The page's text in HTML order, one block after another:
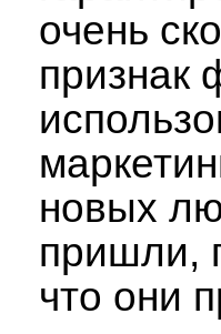
очень
признак
новых
пришли,
что они